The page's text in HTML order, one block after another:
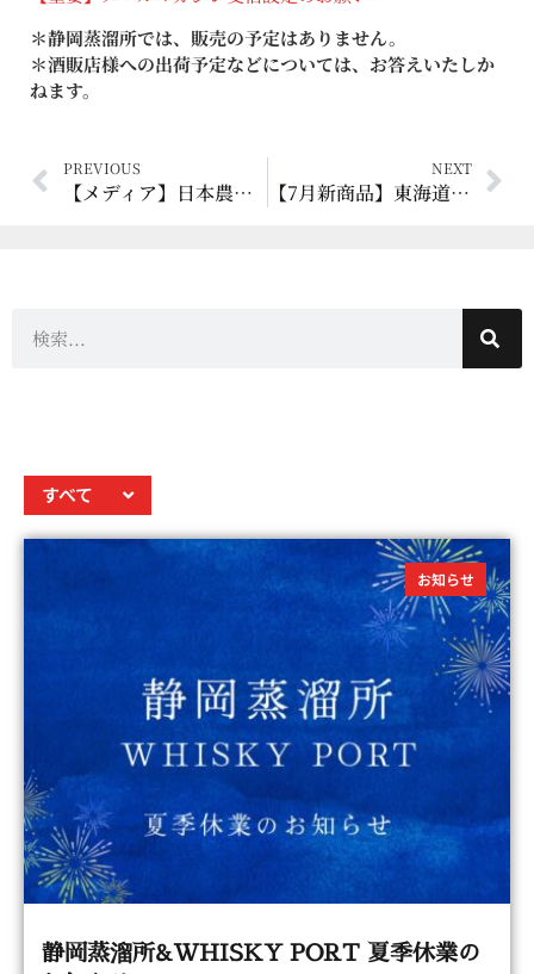
＊静岡蒸溜所では、販売の予定はありません。
＊酒販店様への出荷予定などについては、お答えいたしか
ねます。
PREVIOUS
【メディア】日本農業新聞 2023年 7月5日 「ウイスキー用大麦 上質 出荷量2倍」
NEXT
【7月新商品】東海道五十三次 最新作！長熟ベンネヴィス、フェイブル第二弾も到着
すべて
お知らせ
静岡蒸溜所&WHISKY PORT 夏季休業の